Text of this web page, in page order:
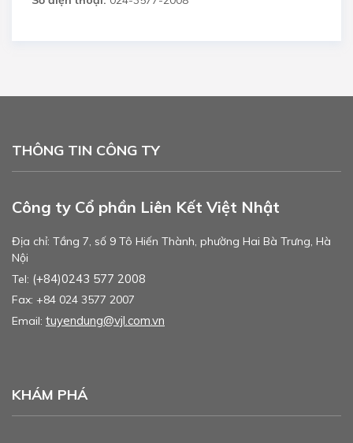
THÔNG TIN CÔNG TY
Công ty Cổ phần Liên Kết Việt Nhật
Địa chỉ: Tầng 7, số 9 Tô Hiến Thành, phường Hai Bà Trưng, Hà
Nội
Tel: (+84)0243 577 2008
Fax: +84 024 3577 2007
Email: tuyendung@vjl.com.vn
KHÁM PHÁ